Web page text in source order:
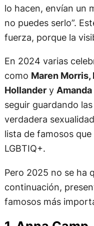
lo hacen, envían un
no puedes serlo”.
fuerza, porque la
En 2024 varias
como Maren Morris,
Hollandery
seguir guardando
verdadera
lista de famosos
LGBTIQ+.
Pero 2025 no se ha
continuación,
famosos más